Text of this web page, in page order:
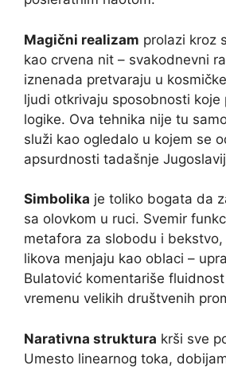
Magični realizam prolazi kroz
kao crvena nit – svakodnevni
iznenada pretvaraju u
ljudi otkrivaju sposobnosti koje
logike. Ova tehnika nije tu
služi kao ogledalo u kojem se
apsurdnosti tadašnje
Simbolika je toliko bogata da
sa olovkom u ruci. Svemir
metafora za slobodu i
likova menjaju kao oblaci –
Bulatović komentariše
vremenu velikih društvenih
Narativna struktura krši sve
Umesto linearnog toka,